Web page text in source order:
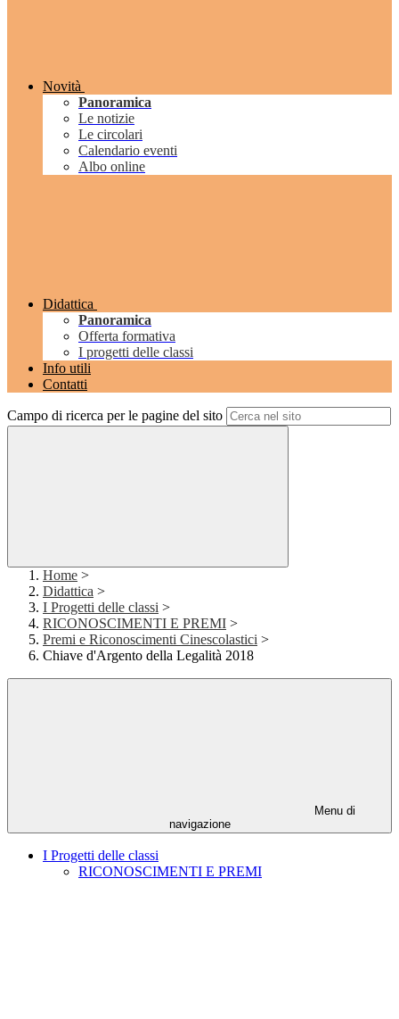
Novità
Panoramica
Le notizie
Le circolari
Calendario eventi
Albo online
Didattica
Panoramica
Offerta formativa
I progetti delle classi
Info utili
Contatti
Campo di ricerca per le pagine del sito
Home >
Didattica >
I Progetti delle classi >
RICONOSCIMENTI E PREMI >
Premi e Riconoscimenti Cinescolastici >
Chiave d'Argento della Legalità 2018
Menu di
navigazione
I Progetti delle classi
RICONOSCIMENTI E PREMI